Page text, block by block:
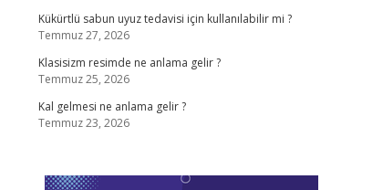
Kükürtlü sabun uyuz tedavisi için kullanılabilir mi ?
Temmuz 27, 2026
Klasisizm resimde ne anlama gelir ?
Temmuz 25, 2026
Kal gelmesi ne anlama gelir ?
Temmuz 23, 2026